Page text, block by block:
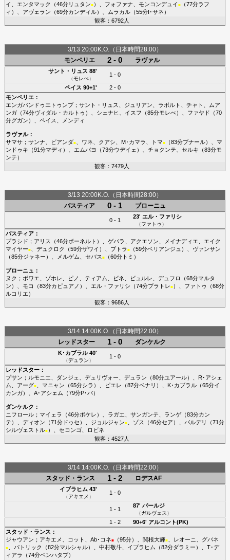
イ
エンタマック （46分リュタン■）、 フォファナ モンコンデュイ ■（77分ラフ
ィ ）、 アヴェラン （69分カンディル）、 ムラカル（55分I･サネ ）
観客：6792人
3/13 20:00K.O.（日本時間28:00）
モンペリエ
2 - 0 ラヴァル
サント・リュス 88'
（モレべ）
1 - 0
ペイス 90+1'
2 - 0
モンペリエ：
エンガパンドゥエトゥンブ； サント・リュス ジュリアン ラポルト チャト
ムア
ンガ（74分ヴィダル・カルトゥ ）、 シェナヒ イスフ （85分モレべ）、 ファヤド （70
分グガン ）、 ペイス メンディ
ラヴァル：
サマサ； サンナ ビアンダ■、 ワネ クアシ M･カマラ トマ■（83分ブナール）、 マ
ンドゥキ （91分マディ ）、 エムバヨ （73分ウデイェ ）、 チョクンテ セルキ （83分モ
ンテ ）
観客：7479人
3/13 20:00K.O.（日本時間28:00）
バスティア
0 - 1 ブローニュ
0 - 1
23' エル・ファリシ
（ファトゥ ）
バスティア：
プラシド ； アリス （46分ボーネルト ）、 ゲバラ アクエソン メイナディエ
エイク
マイヤー■、 デュクロク （59分ザワイ ）、 ブトラ ■（59分ベリアンジュ ）、 ヴァンサン
（85分ジャネー ）、 メルゲム セバス ■（60分トミ ）
ブローニュ ：
ヌク ； ボワエ ゾホレ ピノ ティアム ビネ ビュルレ デュフロ （68分マルタ
ン ）、 モコ （83分カピュアノ ）、 エル・ファリシ （74分プラトレ■）、 ファトゥ
（68分
ルコリエ ）
観客：9686人
3/14 14:00K.O.（日本時間22:00）
レッドスター
1 - 0 ダンケルク
K･カブラル40'
（デュラン）
1 - 0
レッドスター：
プサン ； ルモニエ ダンジェ デュリヴォー デュラン （80分ユアール）、 R･アシェ
ム
アーグ■、 マニャン （65分シラ ）、 ピエレ （87分ベナリ ）、 K･カブラル（65分イ
カンガ）、 A･アシェム （79分P･バ）
ダンケルク ：
ニフロール； マイェラ （46分ボケレ ）、 ラガエ サンガンテ ランゲ（83分カン
テ ）、 ディオン （71分ドゥセ ）、 ジョルジャン■、 ゾス （46分セア ）、 バルデリ
（71分
シルヴェストル■）、 セコンゴ、
ロビネ
観客：4527人
3/14 14:00K.O.（日本時間22:00）
スタッド・ランス
1 - 2 ロデスAF
イブラヒム 43'
（アキエメ ）
1 - 0
1 - 1
87' バールジ
（ガルヴェス ）
1 - 2 90+6' アルコント(PK)
スタッド・ランス ：
ジャウアン ； アキエメ コット Ab･コネ■（95分）、 関根大輝■、 レオーニ グバネ
■、 パトリック （82分マルシャル）、 中村敬斗、 イブラヒム （82分ダラミー ）、 T･デ
ィアラ
（74分ベンハタブ）